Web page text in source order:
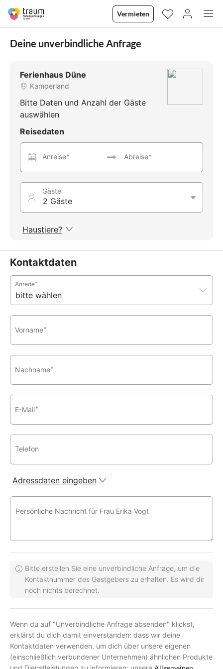
Vermieten
Kontaktdaten
Anrede*
Vorname*
Nachname*
E-Mail*
Telefon
Adressdaten eingeben
Persönliche Nachricht für Frau Erika Vogt
Bitte erstellen Sie eine unverbindliche Anfrage, um die
Kontaktnummer des Gastgebers zu erhalten. Es wird dir
noch nichts berechnet.
Wenn du auf "Unverbindliche Anfrage absenden" klickst,
erklärst du dich damit einverstanden: dass wir deine
Kontaktdaten verwenden, um dich über unsere eigenen
(einschließlich verbundener Unternehmen) ähnlichen Produkte
Deine unverbindliche Anfrage
Ferienhaus Düne
Kamperland
Bitte Daten und Anzahl der Gäste
auswählen
Reisedaten
Anreise* Abreise*
Gäste
2 Gäste
Haustiere?